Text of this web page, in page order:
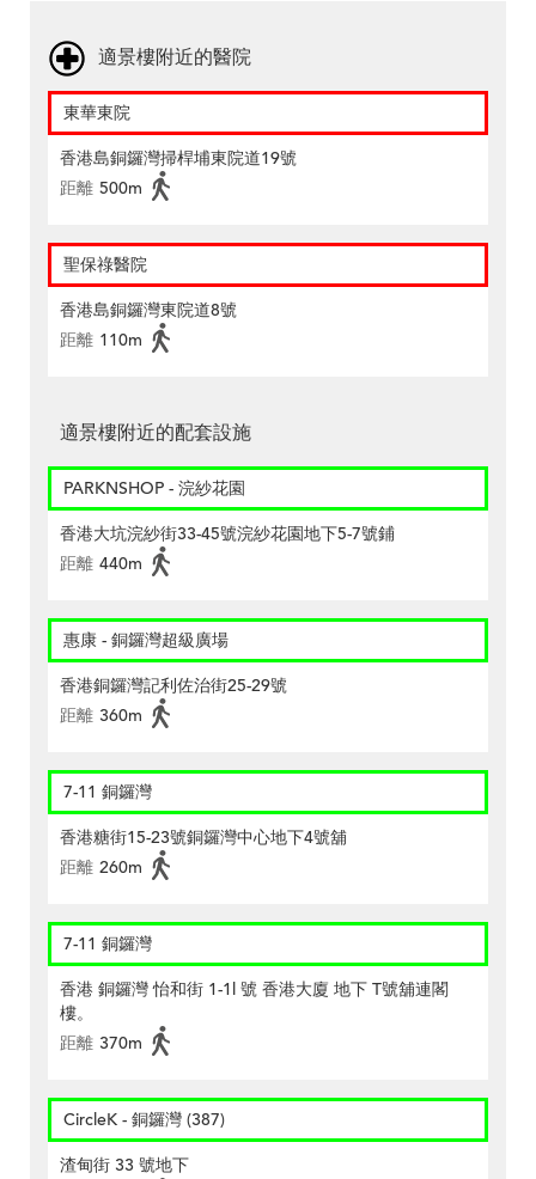
適景樓附近的醫院
東華東院
香港島銅鑼灣掃桿埔東院道19號
距離 500m
聖保祿醫院
香港島銅鑼灣東院道8號
距離 110m
適景樓附近的配套設施
PARKNSHOP - 浣紗花園
香港大坑浣紗街33-45號浣紗花園地下5-7號鋪
距離 440m
惠康 - 銅鑼灣超級廣場
香港銅鑼灣記利佐治街25-29號
距離 360m
7-11 銅鑼灣
香港糖街15-23號銅鑼灣中心地下4號舖
距離 260m
7-11 銅鑼灣
香港 銅鑼灣 怡和街 1-1l 號 香港大廈 地下 T號舖連閣
樓。
距離 370m
CircleK - 銅鑼灣 (387)
渣甸街 33 號地下